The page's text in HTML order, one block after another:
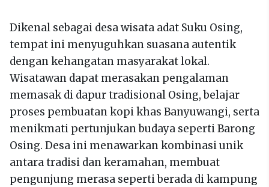
Dikenal sebagai desa wisata adat Suku Osing,
tempat ini menyuguhkan suasana autentik
dengan kehangatan masyarakat lokal.
Wisatawan dapat merasakan pengalaman
memasak di dapur tradisional Osing, belajar
proses pembuatan kopi khas Banyuwangi, serta
menikmati pertunjukan budaya seperti Barong
Osing. Desa ini menawarkan kombinasi unik
antara tradisi dan keramahan, membuat
pengunjung merasa seperti berada di kampung